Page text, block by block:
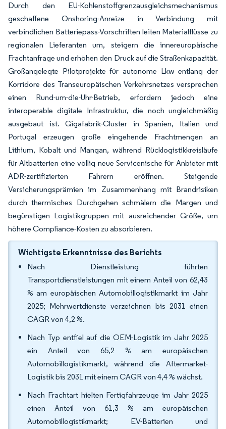
Durch den EU-Kohlenstoffgrenzausgleichsmechanismus
geschaffene Onshoring-Anreize in Verbindung mit
verbindlichen Batteriepass-Vorschriften leiten Materialflüsse zu
regionalen Lieferanten um, steigern die innereuropäische
Frachtanfrage und erhöhen den Druck auf die Straßenkapazität.
Großangelegte Pilotprojekte für autonome Lkw entlang der
Korridore des Transeuropäischen Verkehrsnetzes versprechen
einen Rund-um-die-Uhr-Betrieb, erfordern jedoch eine
interoperable digitale Infrastruktur, die noch ungleichmäßig
ausgebaut ist. Gigafabrik-Cluster in Spanien, Italien und
Portugal erzeugen große eingehende Frachtmengen an
Lithium, Kobalt und Mangan, während Rücklogistikkreisläufe
für Altbatterien eine völlig neue Servicenische für Anbieter mit
ADR-zertifizierten Fahrern eröffnen. Steigende
Versicherungsprämien im Zusammenhang mit Brandrisiken
durch thermisches Durchgehen schmälern die Margen und
begünstigen Logistikgruppen mit ausreichender Größe, um
höhere Compliance-Kosten zu absorbieren.
Wichtigste Erkenntnisse des Berichts
Nach Dienstleistung führten
Transportdienstleistungen mit einem Anteil von 62,43
% am europäischen Automobillogistikmarkt im Jahr
2025; Mehrwertdienste verzeichnen bis 2031 einen
CAGR von 4,2 %.
Nach Typ entfiel auf die OEM-Logistik im Jahr 2025
ein Anteil von 65,2 % am europäischen
Automobillogistikmarkt, während die Aftermarket-
Logistik bis 2031 mit einem CAGR von 4,4 % wächst.
Nach Frachtart hielten Fertigfahrzeuge im Jahr 2025
einen Anteil von 61,3 % am europäischen
Automobillogistikmarkt; EV-Batterien und